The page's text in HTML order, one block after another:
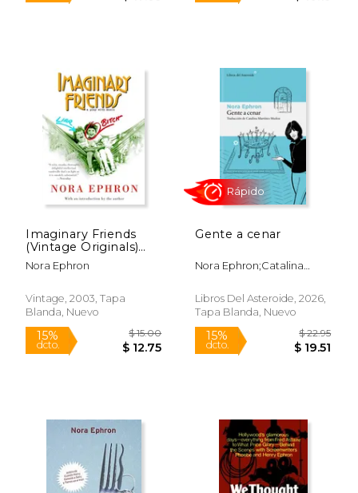
15%
dcto. $ 17.85
15%
dcto. $
Imaginary Friends
(Vintage Originals)
(en Inglés)
Nora Ephron
Vintage, 2003, Tapa
Blanda, Nuevo
Gente a cenar
Nora Ephron;Catalina
Libros Del Asteroide, 2026,
Tapa Blanda, Nuevo